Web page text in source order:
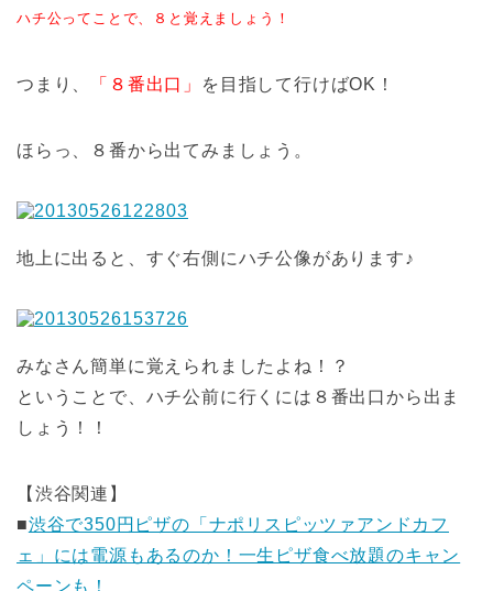
ハチ公ってことで、８と覚えましょう！
つまり、 「８番出口」 を目指して行けばOK！
ほらっ、８番から出てみましょう。
地上に出ると、すぐ右側にハチ公像があります♪
みなさん簡単に覚えられましたよね！？
ということで、ハチ公前に行くには８番出口から出ま
しょう！！
【渋谷関連】
■渋谷で350円ピザの「ナポリスピッツァアンドカフ
ェ」には電源もあるのか！一生ピザ食べ放題のキャン
ペーンも！